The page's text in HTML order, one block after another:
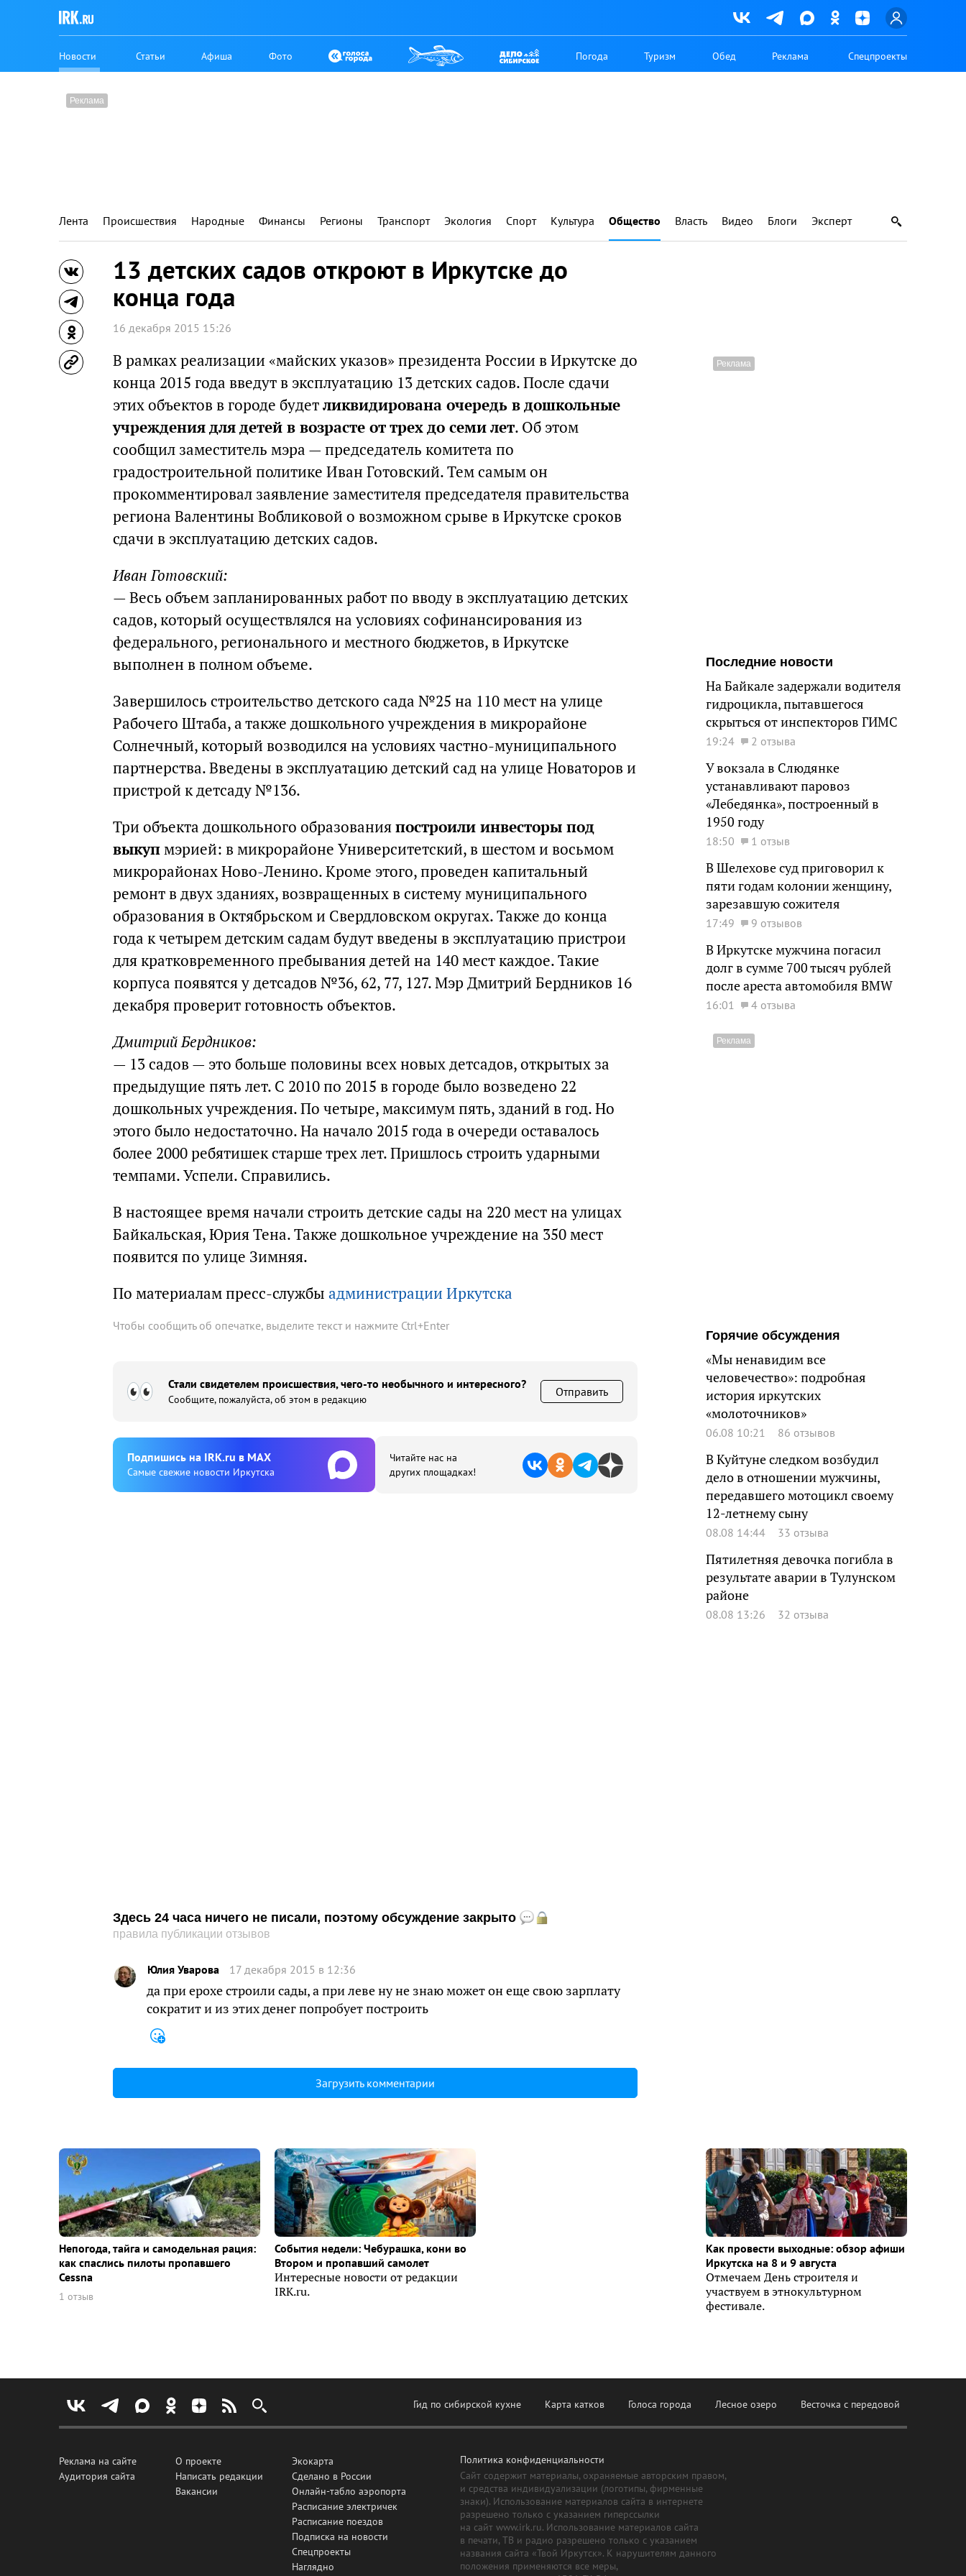
Новости Статьи Афиша Фото Погода Туризм Обед Реклама Спецпроекты
Лента Происшествия Народные Финансы Регионы Транспорт Экология Спорт Культура Общество Власть Видео Блоги Эксперт
13 детских садов откроют в Иркутске до
конца года
16 декабря 2015 15:26
В рамках реализации «майских указов» президента России в Иркутске до
конца 2015 года введут в эксплуатацию 13 детских садов. После сдачи
этих объектов в городе будетликвидирована очередь в дошкольные
учреждения для детей в возрасте от трех до семи лет. Об этом
сообщил заместитель мэра — председатель комитета по
градостроительной политике Иван Готовский. Тем самым он
прокомментировал заявление заместителя председателя правительства
региона Валентины Вобликовой о возможном срыве в Иркутске сроков
сдачи в эксплуатацию детских садов.
Иван Готовский:
— Весь объем запланированных работ по вводу в эксплуатацию детских
садов, который осуществлялся на условиях софинансирования из
федерального, регионального и местного бюджетов, в Иркутске
выполнен в полном объеме.
Завершилось строительство детского сада №25 на 110 мест на улице
Рабочего Штаба, а также дошкольного учреждения в микрорайоне
Солнечный, который возводился на условиях частно-муниципального
партнерства. Введены в эксплуатацию детский сад на улице Новаторов и
пристрой к детсаду №136.
Три объекта дошкольного образованияпостроили инвесторы под
выкупмэрией: в микрорайоне Университетский, в шестом и восьмом
микрорайонах Ново-Ленино. Кроме этого, проведен капитальный
ремонт в двух зданиях, возвращенных в систему муниципального
образования в Октябрьском и Свердловском округах. Также до конца
года к четырем детским садам будут введены в эксплуатацию пристрои
для кратковременного пребывания детей на 140 мест каждое. Такие
корпуса появятся у детсадов №36, 62, 77, 127. Мэр Дмитрий Бердников 16
декабря проверит готовность объектов.
Дмитрий Бердников:
— 13 садов — это больше половины всех новых детсадов, открытых за
предыдущие пять лет. С 2010 по 2015 в городе было возведено 22
дошкольных учреждения. По четыре, максимум пять, зданий в год. Но
этого было недостаточно. На начало 2015 года в очереди оставалось
более 2000 ребятишек старше трех лет. Пришлось строить ударными
темпами. Успели. Справились.
В настоящее время начали строить детские сады на 220 мест на улицах
Байкальская, Юрия Тена. Также дошкольное учреждение на 350 мест
появится по улице Зимняя.
По материалам пресс-службы администрации Иркутска
Чтобы сообщить об опечатке, выделите текст и нажмите Ctrl+Enter
Стали свидетелем происшествия, чего-то необычного и интересного?
Сообщите, пожалуйста, об этом в редакцию
Отправить
Подпишиcь на IRK.ru в MAX
Cамые свежие новости Иркутска
Читайте нас на
других площадках!
Здесь 24 часа ничего не писали, поэтому обсуждение закрыто
правила публикации отзывов
Юлия Уварова 17 декабря 2015 в 12:36
да при ерохе строили сады, а при леве ну не знаю может он еще свою зарплату
сократит и из этих денег попробует построить
Загрузить комментарии
Последние новости
На Байкале задержали водителя
гидроцикла, пытавшегося
скрыться от инспекторов ГИМС
19:24 2 отзыва
У вокзала в Слюдянке
устанавливают паровоз
«Лебедянка», построенный в
1950 году
18:50 1 отзыв
В Шелехове суд приговорил к
пяти годам колонии женщину,
зарезавшую сожителя
17:49 9 отзывов
В Иркутске мужчина погасил
долг в сумме 700 тысяч рублей
после ареста автомобиля BMW
16:01 4 отзыва
Горячие обсуждения
«Мы ненавидим все
человечество»: подробная
история иркутских
«молоточников»
06.08 10:21 86 отзывов
В Куйтуне следком возбудил
дело в отношении мужчины,
передавшего мотоцикл своему
12-летнему сыну
08.08 14:44 33 отзыва
Пятилетняя девочка погибла в
результате аварии в Тулунском
районе
08.08 13:26 32 отзыва
Непогода, тайга и самодельная рация:
как спаслись пилоты пропавшего
Cessna
1 отзыв
События недели: Чебурашка, кони во
Втором и пропавший самолет
Интересные новости от редакции
IRK.ru.
Как провести выходные: обзор афиши
Иркутска на 8 и 9 августа
Отмечаем День строителя и
участвуем в этнокультурном
фестивале.
Гид по сибирской кухне Карта катков Голоса города Лесное озеро Весточка с передовой
Реклама на сайте
Аудитория сайта
О проекте
Написать редакции
Вакансии
Экокарта
Сделано в России
Онлайн-табло аэропорта
Расписание электричек
Расписание поездов
Подписка на новости
Спецпроекты
Наглядно
Политика конфиденциальности
Сайт содержит материалы, охраняемые авторским правом,
и средства индивидуализации (логотипы, фирменные
знаки). Использование материалов сайта в интернете
разрешено только с указанием гиперссылки
на сайт www.irk.ru. Использование материалов сайта
в печати, ТВ и радио разрешено только с указанием
названия сайта «Твой Иркутск». К нарушителям данного
положения применяются все меры,